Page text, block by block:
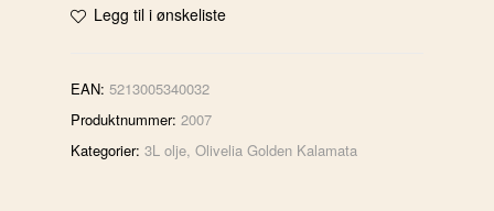
Legg til i ønskeliste
EAN: 5213005340032
Produktnummer: 2007
Kategorier: 3L olje, Olivelia Golden Kalamata